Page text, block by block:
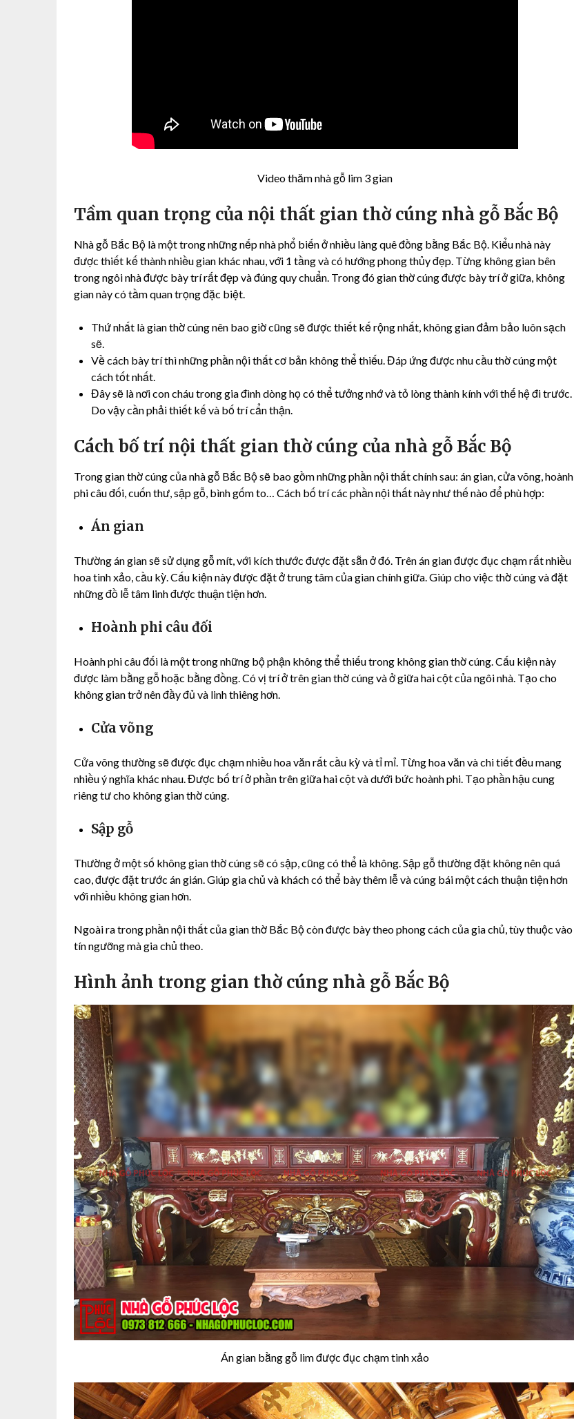
Video thăm nhà gỗ lim 3 gian
Tầm quan trọng của nội thất gian thờ cúng nhà gỗ Bắc Bộ
Nhà gỗ Bắc Bộ là một trong những nếp nhà phổ biến ở nhiều làng quê đồng bằng Bắc Bộ. Kiểu nhà này
được thiết kế thành nhiều gian khác nhau, với 1 tầng và có hướng phong thủy đẹp. Từng không gian bên
trong ngôi nhà được bày trí rất đẹp và đúng quy chuẩn. Trong đó gian thờ cúng được bày trí ở giữa, không
gian này có tầm quan trọng đặc biệt.
Thứ nhất là gian thờ cúng nên bao giờ cũng sẽ được thiết kế rộng nhất, không gian đảm bảo luôn sạch
sẽ.
Về cách bày trí thì những phần nội thất cơ bản không thể thiếu. Đáp ứng được nhu cầu thờ cúng một
cách tốt nhất.
Đây sẽ là nơi con cháu trong gia đình dòng họ có thể tưởng nhớ và tỏ lòng thành kính với thế hệ đi trước.
Do vậy cần phải thiết kế và bố trí cẩn thận.
Cách bố trí nội thất gian thờ cúng của nhà gỗ Bắc Bộ
Trong gian thờ cúng của nhà gỗ Bắc Bộ sẽ bao gồm những phần nội thất chính sau: án gian, cửa võng, hoành
phi câu đối, cuốn thư, sập gỗ, bình gốm to… Cách bố trí các phần nội thất này như thế nào để phù hợp:
Án gian
Thường án gian sẽ sử dụng gỗ mít, với kích thước được đặt sẵn ở đó. Trên án gian được đục chạm rất nhiều
hoa tinh xảo, cầu kỳ. Cấu kiện này được đặt ở trung tâm của gian chính giữa. Giúp cho việc thờ cúng và đặt
những đồ lễ tâm linh được thuận tiện hơn.
Hoành phi câu đối
Hoành phi câu đối là một trong những bộ phận không thể thiếu trong không gian thờ cúng. Cấu kiện này
được làm bằng gỗ hoặc bằng đồng. Có vị trí ở trên gian thờ cúng và ở giữa hai cột của ngôi nhà. Tạo cho
không gian trở nên đầy đủ và linh thiêng hơn.
Cửa võng
Cửa võng thường sẽ được đục chạm nhiều hoa văn rất cầu kỳ và tỉ mỉ. Từng hoa văn và chi tiết đều mang
nhiều ý nghĩa khác nhau. Được bố trí ở phần trên giữa hai cột và dưới bức hoành phi. Tạo phần hậu cung
riêng tư cho không gian thờ cúng.
Sập gỗ
Thường ở một số không gian thờ cúng sẽ có sập, cũng có thể là không. Sập gỗ thường đặt không nên quá
cao, được đặt trước án gián. Giúp gia chủ và khách có thể bày thêm lễ và cúng bái một cách thuận tiện hơn
với nhiều không gian hơn.
Ngoài ra trong phần nội thất của gian thờ Bắc Bộ còn được bày theo phong cách của gia chủ, tùy thuộc vào
tín ngưỡng mà gia chủ theo.
Hình ảnh trong gian thờ cúng nhà gỗ Bắc Bộ
Án gian bằng gỗ lim được đục chạm tinh xảo